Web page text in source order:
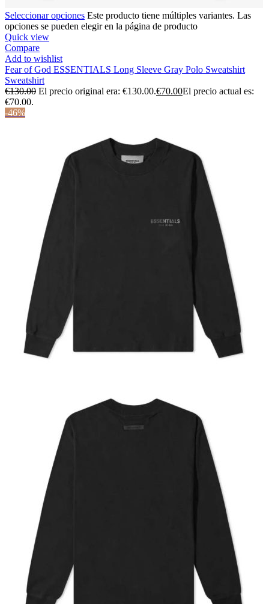
Seleccionar opciones Este producto tiene múltiples variantes. Las
opciones se pueden elegir en la página de producto
Quick view
Compare
Add to wishlist
Fear of God ESSENTIALS Long Sleeve Gray Polo Sweatshirt
Sweatshirt
€130.00 El precio original era: €130.00.€70.00El precio actual es:
€70.00.
-46%